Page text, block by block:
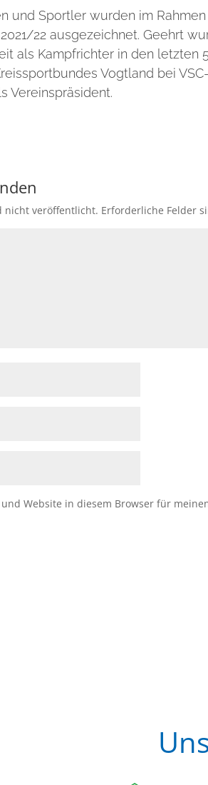
und Sportler wurden im
22 ausgezeichnet. Geehrt
als Kampfrichter in den letzten
Vogtland bei
Vereinspräsident.
nicht veröffentlicht. Erforderliche Felder
Website in diesem Browser für